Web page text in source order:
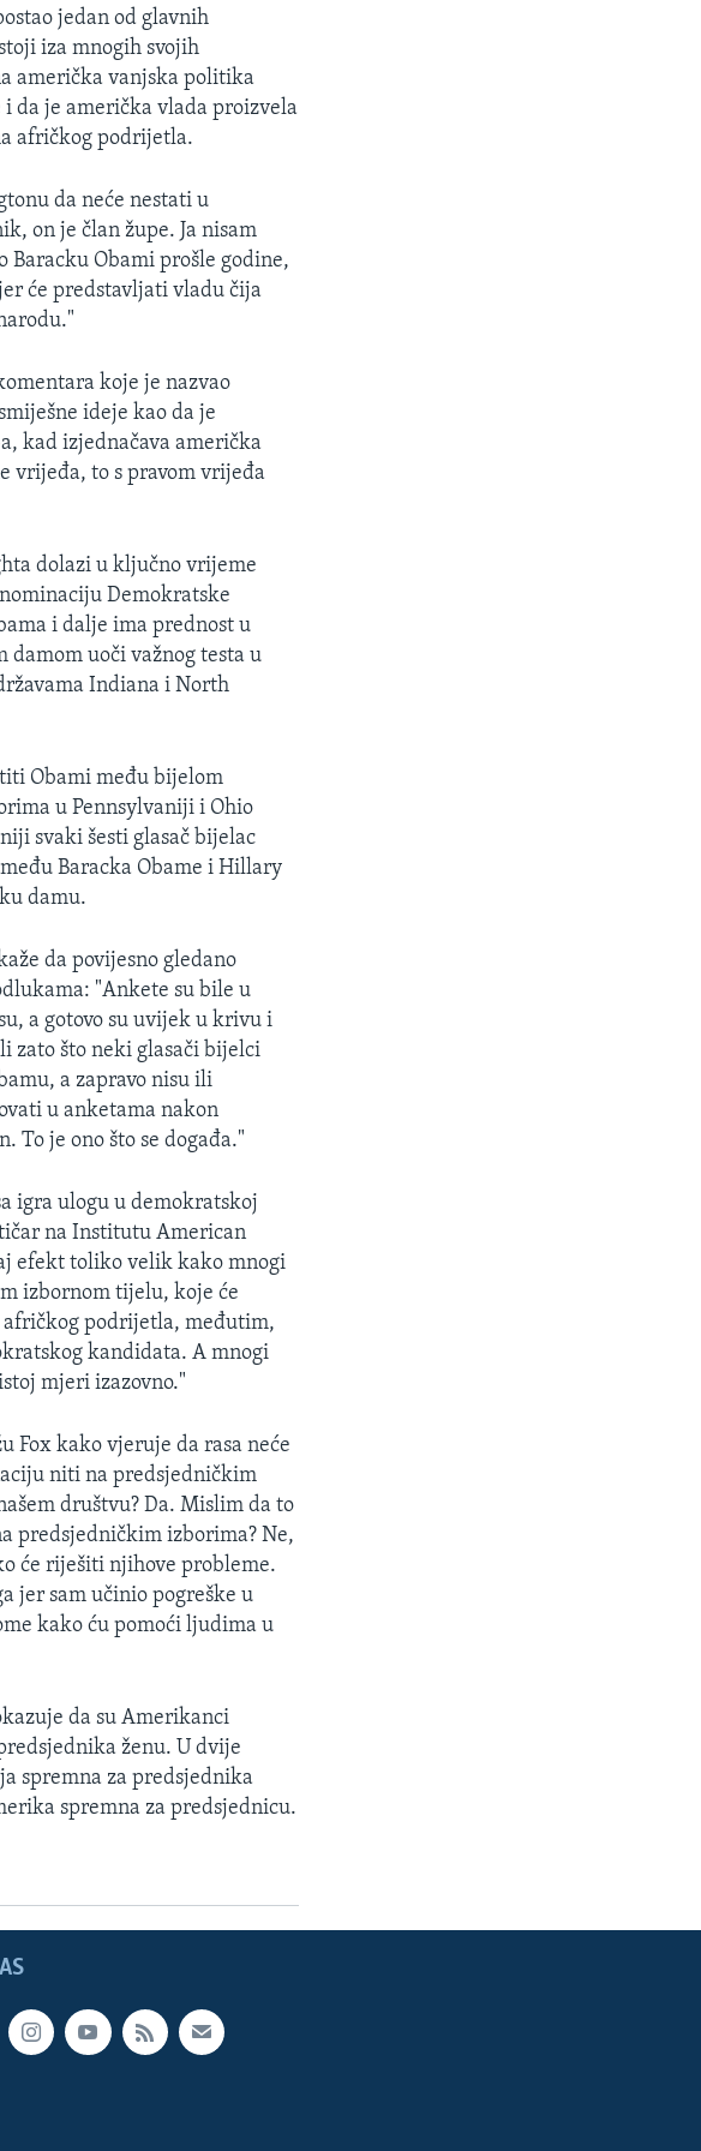
jedan od glavnih
iza mnogih svojih
američka vanjska politika
da je američka vlada proizvela
afričkog podrijetla.
da neće nestati u
on je član župe. Ja nisam
Baracku Obami prošle godine,
će predstavljati vladu čija
koje je nazvao
ideje kao da je
kad izjednačava američka
vrijeđa, to s pravom vrijeđa
dolazi u ključno vrijeme
Demokratske
i dalje ima prednost u
uoči važnog testa u
Indiana i North
Obami među bijelom
u Pennsylvaniji i Ohio
svaki šesti glasač bijelac
Baracka Obame i Hillary
damu.
da povijesno gledano
"Ankete su bile u
a gotovo su uvijek u krivu i
zato što neki glasači bijelci
a zapravo nisu ili
u anketama nakon
To je ono što se događa."
igra ulogu u demokratskoj
na Institutu American
efekt toliko velik kako mnogi
izbornom tijelu, koje će
podrijetla, međutim,
kandidata. A mnogi
mjeri izazovno."
Fox kako vjeruje da rasa neće
niti na predsjedničkim
društvu? Da. Mislim da to
predsjedničkim izborima? Ne,
će riješiti njihove probleme.
jer sam učinio pogreške u
kako ću pomoći ljudima u
da su Amerikanci
ženu. U dvije
spremna za predsjednika
spremna za predsjednicu.